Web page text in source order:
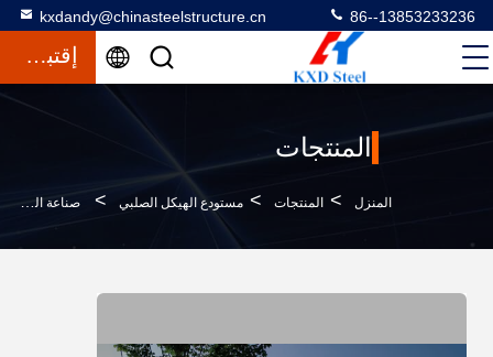
kxdandy@chinasteelstructure.cn 86--13853233236
إقتباس
المنتجات
المنزل > المنتجات > مستودع الهيكل الصلبي > صناعة الفولاذ الصلبة الصلبة المصنوعة من الجرثومة C أو Z النوع والحزمة H